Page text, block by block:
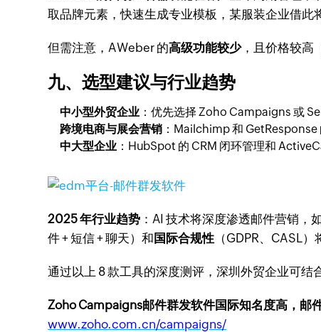
取品牌元素，快速生成专业模板，某服装企业借此
但需注意，AWeber 的高级功能较少，且价格较高
九、选型建议与行业趋势
中小型外贸企业 ：优先选择 Zoho Campaigns 或
跨境电商与展会营销 ：Mailchimp 和 GetResponse
中大型企业 ：HubSpot 的 CRM 闭环管理和
2025 年行业趋势 ：AI 技术将深度渗透邮件营销
件 + 短信 + 聊天）和 国际合规性 （GDPR、CASL
通过以上 8 款工具的深度测评，深圳外贸企业可结
Zoho Campaigns邮件群发软件国际知名度高，邮
www.zoho.com.cn/campaigns/